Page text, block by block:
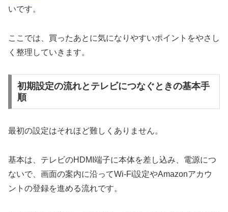
いです。
ここでは、買ったあとに気になりやすいポイントをやさし
く整理していきます。
初期設定の流れとテレビにつなぐときの基本手
順
最初の設定はそれほど難しくありません。
基本は、テレビのHDMI端子に本体を差し込み、電源につ
ないで、画面の案内に沿ってWi-Fi設定やAmazonアカウ
ントの登録を進める流れです。